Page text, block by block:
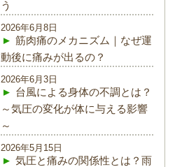
う
筋肉痛のメカニズム｜なぜ運
動後に痛みが出るの？
2026年6月8日
台風による身体の不調とは？
～気圧の変化が体に与える影響
～
2026年6月3日
気圧と痛みの関係性とは？雨
2026年5月15日